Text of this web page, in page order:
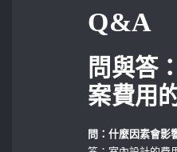
Q&A
問與答
案費用
問：什麼因素會影